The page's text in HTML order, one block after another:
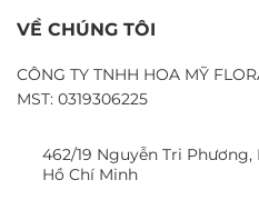
VỀ CHÚNG TÔI
CÔNG TY TNHH HOA MỸ
MST: 0319306225
462/19 Nguyễn Tri
Hồ Chí Minh